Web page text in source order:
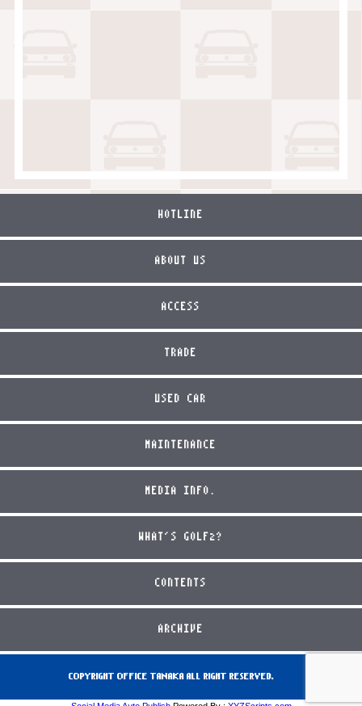
HOTLINE
ABOUT US
ACCESS
TRADE
USED CAR
MAINTENANCE
MEDIA INFO.
WHAT'S GOLF2?
CONTENTS
ARCHIVE
COPYRIGHT OFFICE TANAKA ALL RIGHT RESERVED.